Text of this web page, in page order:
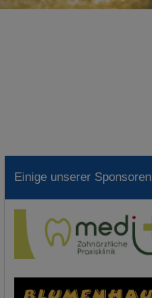
Einige unserer Sponsoren